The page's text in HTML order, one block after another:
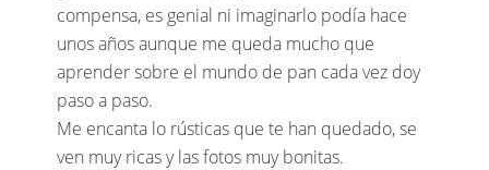
compensa, es genial ni imaginarlo podía hace
unos años aunque me queda mucho que
aprender sobre el mundo de pan cada vez doy
paso a paso.
Me encanta lo rústicas que te han quedado, se
ven muy ricas y las fotos muy bonitas.